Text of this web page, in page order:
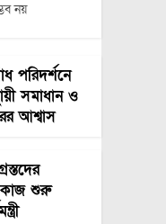
নয়
পরিদর্শনে
স্থায়ী সমাধান ও
আশ্বাস
কাজ শুরু